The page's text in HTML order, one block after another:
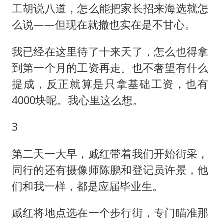
工胡说八道，怎么能把家长招来海选就怎
么说——但现在就撤也实在是不甘心。
我已经在这里待了十来天了，怎么也得拿
到第一个月的工资再走。也不奢望有什么
提成，反正就算是只拿基础工资，也有
4000块呢。我心里这么想。
3
第二天一大早，戚红带着我们开始街采，
同行的还有摄像师陈鹏和登记员许景，他
们和我一样，都是应届毕业生。
戚红将地点选在一个步行街，专门瞄准那